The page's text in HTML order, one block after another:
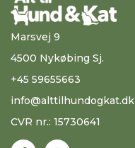
Marsvej 9
4500 Nykøbing Sj.
+45 59655663
info@alttilhundogkat.dk
CVR nr.: 15730641